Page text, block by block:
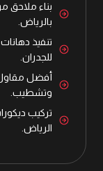
بناء ملاحق
بالرياض.
تنفيذ دهانات
للجدران.
أفضل
وتشطيب.
تركيب
الرياض.